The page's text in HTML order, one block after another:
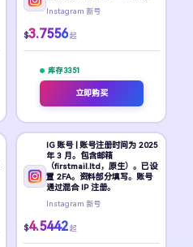
Instagram 新号
$3.7556 起
库存 3351
立即购买
IG 账号 | 账号注册时间为 2025
年 3 月。包含邮箱
（firstmail.ltd，原生）。已设
置 2FA。资料部分填写。账号
通过混合 IP 注册。
Instagram 新号
$4.5442 起